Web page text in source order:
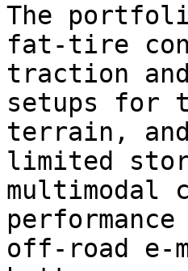
The
fat-tire
traction
setups for
terrain,
limited
multimodal
off-road e-